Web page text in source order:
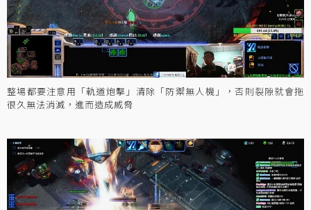
整場都要注意用「軌道炮擊」清除「防禦無人機」，否則裂隙就會拖
很久無法消滅，進而造成威脅